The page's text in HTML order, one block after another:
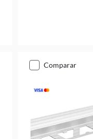
comparar